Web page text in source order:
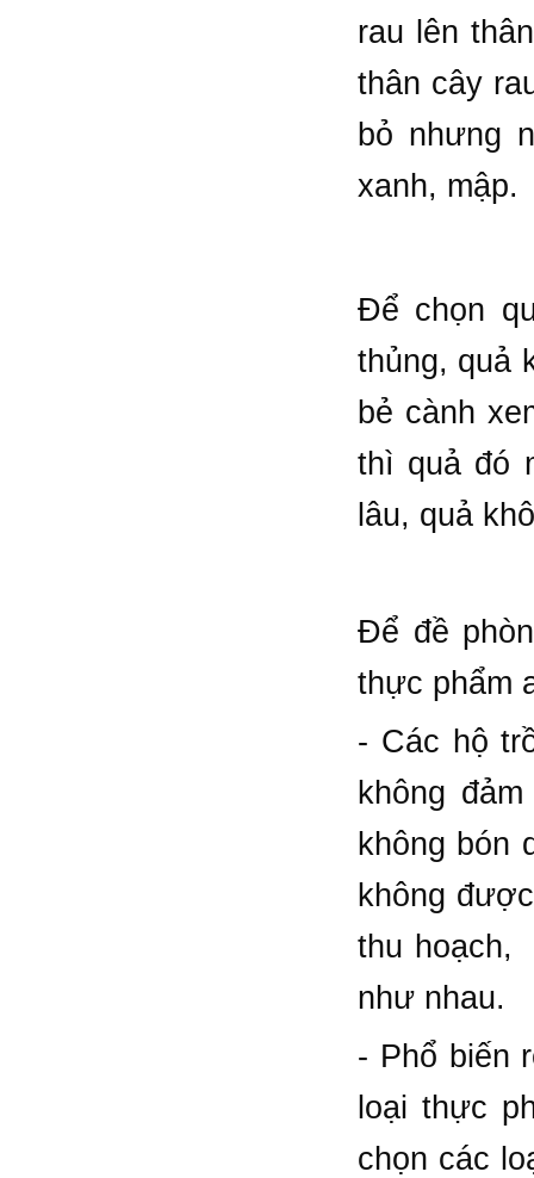
rau lên
thân cây
bỏ nhưng
xanh, mập.
Để chọn
thủng, quả
bẻ cành
thì quả đó
lâu, quả
Ðể đề
thực phẩm
- Các hộ
không
không bón
không
thu hoạch,
như nhau.
- Phổ biến
loại thực
chọn các